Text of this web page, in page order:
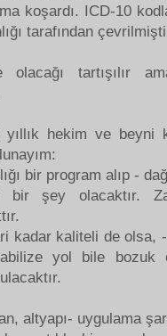
koşardı. ICD-10
tarafından
olacağı tartışılır
hekim ve beyni
bir program alıp -
bir şey olacaktır.
kadar kaliteli de olsa,
yol bile bozuk
altyapı- uygulama